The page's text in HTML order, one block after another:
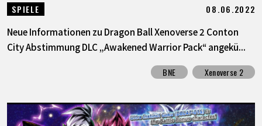
SPIELE 08.06.2022
Neue Informationen zu Dragon Ball Xenoverse 2 Conton
City Abstimmung DLC „Awakened Warrior Pack“ angekü...
BNE Xenoverse 2